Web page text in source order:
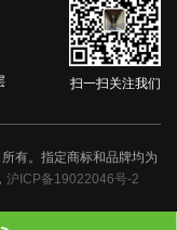
扫一扫关注我们
有。指定商标和品牌均为
， 沪ICP备19022046号-2